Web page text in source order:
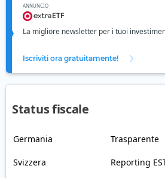
ANNUNCIO
La migliore newsletter per i tuoi
Iscriviti ora gratuitamente!
Status fiscale
Germania Trasparente
Svizzera Reporting